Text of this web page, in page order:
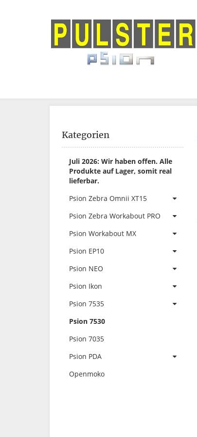
Kategorien
Juli 2026: Wir haben offen. Alle
Produkte auf Lager, somit real
lieferbar.
Psion Zebra Omnii XT15
Psion Zebra Workabout PRO
Psion Workabout MX
Psion EP10
Psion NEO
Psion Ikon
Psion 7535
Psion 7530
Psion 7035
Psion PDA
Openmoko